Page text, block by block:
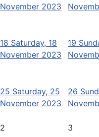
November 2023
18 Saturday, 18
November 2023
19
25 Saturday, 25
November 2023
26
2 3